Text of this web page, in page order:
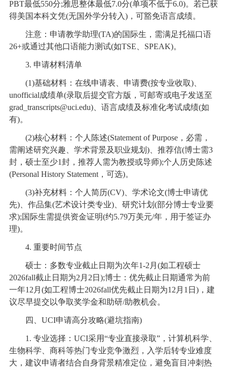
PBT最低550分;雅思整体最低7.0分(单项不低于6.0)。若已获
得美国本科文凭(无国外学分转入)，可豁免语言成绩。
注意：申请教学助理(TA)的国际生，需满足托福口语
26+或通过其他口语能力测试(如TSE、SPEAK)。
3. 申请材料清单
(1)基础材料：在线申请表、申请费(按专业收取)、
unofficial成绩单(录取后提交官方版，可邮寄或电子发送至
grad_transcripts@uci.edu)、语言成绩及标准化考试成绩(如
有)。
(2)核心材料：个人陈述(Statement of Purpose，必需，
需阐述研究兴趣、学术背景及职业规划)、推荐信(博士需3
封，硕士至少1封，推荐人需为教授或导师);个人历史陈述
(Personal History Statement，可选)。
(3)补充材料：个人简历(CV)、学术论文(博士申请优
先)、作品集(艺术设计类专业)、研究计划(部分博士专业要
求);国际生需提供资金证明(约5.79万美元/年，用于签证办
理)。
4. 重要时间节点
硕士：多数专业截止日期为次年1-2月(如工程硕士
2026fall截止日期为2月2日);博士：优先截止日期通常为前
一年12月(如工程博士2026fall优先截止日期为12月1日)，建
议尽早提交以争取奖学金和助研/助教机会。
四、UCI申请高分攻略(避坑指南)
1. 专业选择：UCI采用“专业直接录取”，计算机科学、
生物科学、商科等热门专业竞争激烈，入学后转专业难度
大，建议申请者结合自身背景精准定位，避免盲目冲刺热